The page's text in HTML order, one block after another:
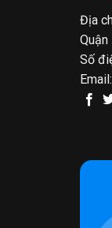
Địa
Quận
Số
Email: